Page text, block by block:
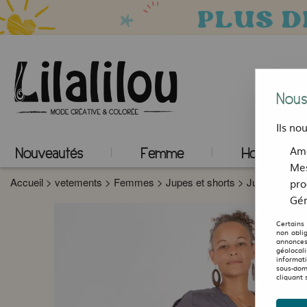
Nouveautés Femme Homme
Accueil > vetements > Femmes > Jupes et shorts > Jupes
Ils
Certains
non
sous-
cliquant